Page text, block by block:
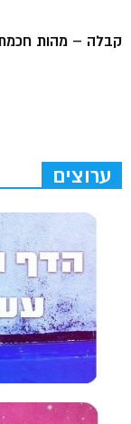
קבלה – מהות
ערוצים